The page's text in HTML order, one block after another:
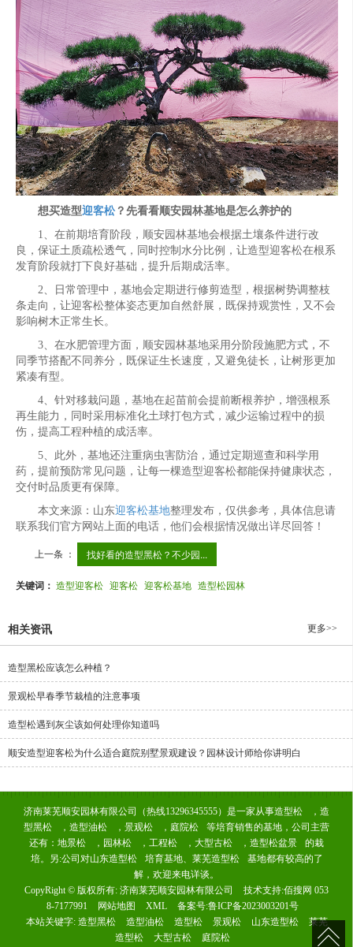
想买造型迎客松？先看看顺安园林基地是怎么养护的
1、在前期培育阶段，顺安园林基地会根据土壤条件进行改
良，保证土质疏松透气，同时控制水分比例，让造型迎客松在根系
发育阶段就打下良好基础，提升后期成活率。
2、日常管理中，基地会定期进行修剪造型，根据树势调整枝
条走向，让迎客松整体姿态更加自然舒展，既保持观赏性，又不会
影响树木正常生长。
3、在水肥管理方面，顺安园林基地采用分阶段施肥方式，不
同季节搭配不同养分，既保证生长速度，又避免徒长，让树形更加
紧凑有型。
4、针对移栽问题，基地在起苗前会提前断根养护，增强根系
再生能力，同时采用标准化土球打包方式，减少运输过程中的损
伤，提高工程种植的成活率。
5、此外，基地还注重病虫害防治，通过定期巡查和科学用
药，提前预防常见问题，让每一棵造型迎客松都能保持健康状态，
交付时品质更有保障。
本文来源：山东迎客松基地整理发布，仅供参考，具体信息请
联系我们官方网站上面的电话，他们会根据情况做出详尽回答！
上一条 ： 找好看的造型黑松？不少园...
关键词： 造型迎客松 迎客松 迎客松基地 造型松园林
相关资讯 更多>>
造型黑松应该怎么种植？
景观松早春季节栽植的注意事项
造型松遇到灰尘该如何处理你知道吗
顺安造型迎客松为什么适合庭院别墅景观建设？园林设计师给你讲明白
济南莱芜顺安园林有限公司（热线13296345555）是一家从事造型松 ， 造
型黑松
， 造型油松 ， 景观松 ， 庭院松
等培育销售的基地，公司主营
还有： 地景松 ， 园林松 ， 工程松 ， 大型古松 ， 造型松盆景
的栽
培。另:公司对山东造型松 培育基地、 莱芜造型松
基地都有较高的了
解，欢迎来电详谈。
CopyRight © 版权所有: 济南莱芜顺安园林有限公司 技术支持:佰搜网 053
8-7177991
网站地图 XML 备案号:鲁ICP备2023003201号
本站关键字: 造型黑松 造型油松 造型松 景观松 山东造型松
莱芜
造型松
大型古松 庭院松